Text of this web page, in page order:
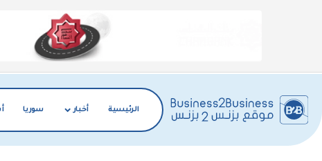
الرئيسية أخبار سوريا